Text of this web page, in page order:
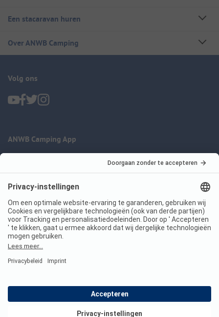
Een stacaravan huren
Over ANWB Camping
Volg ons
ANWB Camping App
Imprint
Jouw privacy
Voorwaarden
Wet digitale diensten